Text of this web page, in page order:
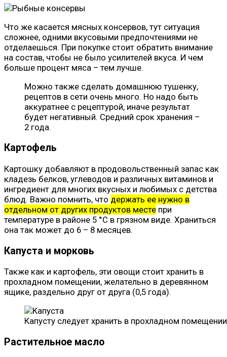
Что же касается мясных консервов, тут ситуация
сложнее, одними вкусовыми предпочтениями не
отделаешься. При покупке стоит обратить внимание
на состав, чтобы не было усилителей вкуса. И чем
больше процент мяса – тем лучше.
Можно также сделать домашнюю тушенку,
рецептов в сети очень много. Но надо быть
аккуратнее с рецептурой, иначе результат
будет негативный. Средний срок хранения –
2 года.
Картофель
Картошку добавляют в продовольственный запас как
кладезь белков, углеводов и различных витаминов и
ингредиент для многих вкусных и любимых с детства
блюд. Важно помнить, что держать ее нужно в
отдельном от других продуктов месте при
температуре в районе 5 °C в грязном виде. Храниться
она так может до 6 – 8 месяцев.
Капуста и морковь
Также как и картофель, эти овощи стоит хранить в
прохладном помещении, желательно в деревянном
ящике, раздельно друг от друга (0,5 года).
Капусту следует хранить в прохладном помещении
Растительное масло